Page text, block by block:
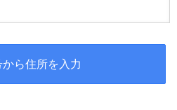
ら住所を入力